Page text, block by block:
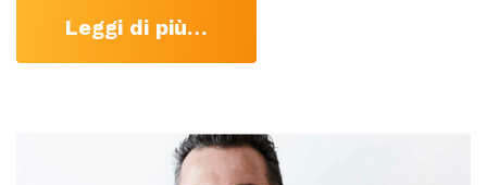
Leggi di più…